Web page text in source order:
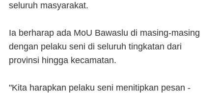
seluruh masyarakat.
Ia berharap ada MoU Bawaslu di masing-masing
dengan pelaku seni di seluruh tingkatan dari
provinsi hingga kecamatan.
"Kita harapkan pelaku seni menitipkan pesan -